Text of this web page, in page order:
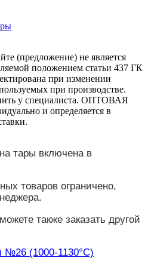
(предложение) не является
положением статьи 437 ГК
при изменении
при производстве.
у специалиста. ОПТОВАЯ
и определяется в
тары включена в
товаров ограничено,
также заказать другой
№26 (1000-1130°С)